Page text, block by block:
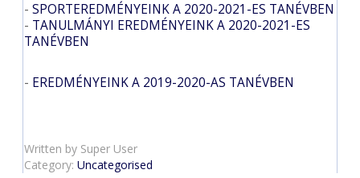
-SPORTEREDMÉNYEINK A 2020-2021-ES TANÉVBEN
- TANULMÁNYI EREDMÉNYEINK A 2020-2021-ES
TANÉVBEN
- EREDMÉNYEINK A 2019-2020-AS TANÉVBEN
Written by Super User
Category:Uncategorised